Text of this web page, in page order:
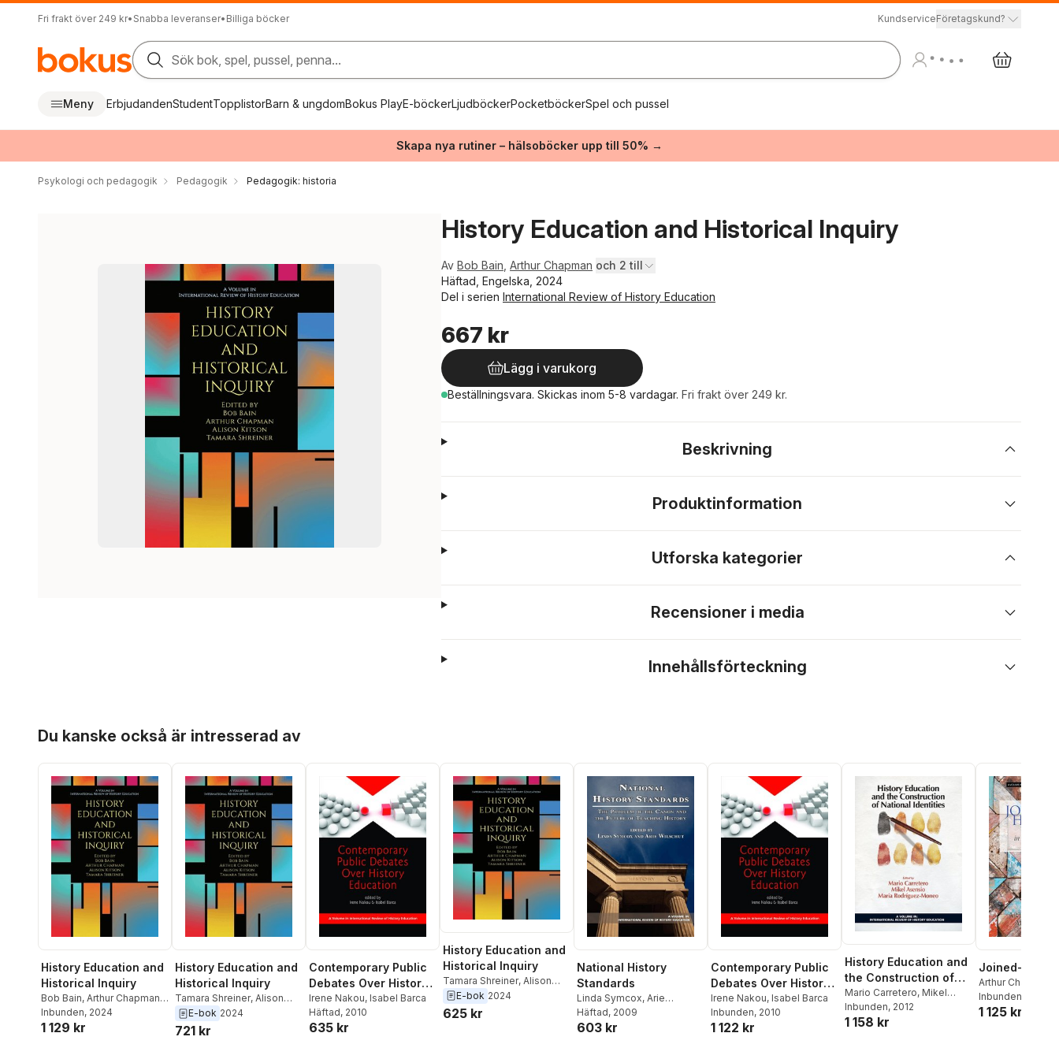
Fri frakt över 249 kr• Snabba leveranser• Billiga böcker KundserviceFöretagskund?
Sök bok, spel, pussel, penna...
Meny ErbjudandenStudentTopplistorBarn & ungdomBokus PlayE-böckerLjudböckerPocketböckerSpel och pussel
Skapa nya rutiner – hälsoböcker upp till 50% →
Psykologi och pedagogik Pedagogik Pedagogik: historia
History Education and Historical Inquiry
Av Bob Bain Arthur Chapman och 2 till
Häftad, Engelska, 2024
Del i serien International Review of History Education
667 kr
Lägg i varukorg
Beställningsvara. Skickas inom 5-8 vardagar. Fri frakt över 249 kr.
Beskrivning
Produktinformation
Utforska kategorier
Recensioner i media
Innehållsförteckning
Du kanske också är intresserad av
History Education and
Historical Inquiry
Bob Bain, Arthur Chapman,
Alison Kitson,Tamara
Shreiner
Inbunden, 2024
1 129 kr
History Education and
Historical Inquiry
Tamara Shreiner, Alison
Kitson,Arthur Chapman
Bob Bain
E-bok 2024
721 kr
Contemporary Public
Debates Over History
Education
Irene Nakou, Isabel Barca
Häftad, 2010
635 kr
History Education and
Historical Inquiry
Tamara Shreiner, Alison
Kitson,Arthur Chapman
Bob Bain
E-bok 2024
625 kr
National History
Standards
Linda Symcox, Arie
Wilschut
Häftad, 2009
603 kr
Contemporary Public
Debates Over History
Education
Irene Nakou, Isabel Barca
Inbunden, 2010
1 122 kr
History Education and
the Construction of
National Identities
Mario Carretero, Mikel
Asensio,Maria Rodriguez-
Moneo
Inbunden, 2012
1 158 kr
Joined-up
Arthur Chapman
Wilschut
Inbunden
1 125 kr